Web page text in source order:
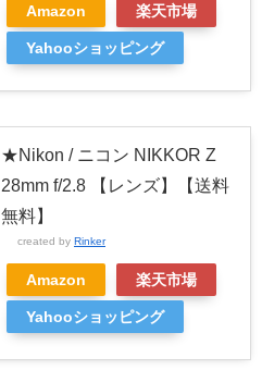
Amazon 楽天市場
Yahooショッピング
★Nikon / ニコン NIKKOR Z
28mm f/2.8 【レンズ】【送料
無料】
created by Rinker
Amazon 楽天市場
Yahooショッピング